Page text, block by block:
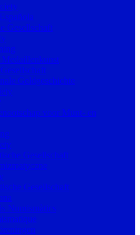
Gesellschaft
Medaillenkunst
Geldgeschichte
voor Munt- en
Gesellschaft
Gesellschaft
Numismàtics